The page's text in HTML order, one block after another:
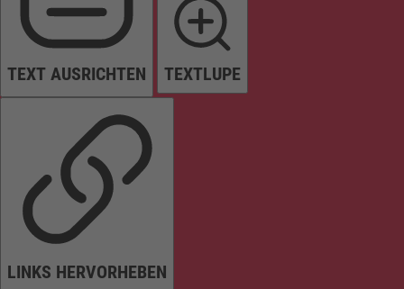
TEXT AUSRICHTEN TEXTLUPE
LINKS HERVORHEBEN